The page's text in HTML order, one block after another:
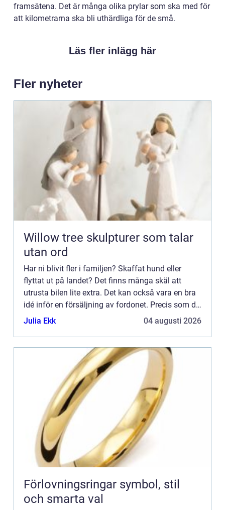
framsätena. Det är många olika prylar som ska med för
att kilometrarna ska bli uthärdliga för de små.
Läs fler inlägg här
Fler nyheter
Willow tree skulpturer som talar
utan ord
Har ni blivit fler i familjen? Skaffat hund eller
flyttat ut på landet? Det finns många skäl att
utrusta bilen lite extra. Det kan också vara en bra
idé inför en försäljning av fordonet. Precis som du
fr&a...
Julia Ekk 04 augusti 2026
Förlovningsringar symbol, stil
och smarta val